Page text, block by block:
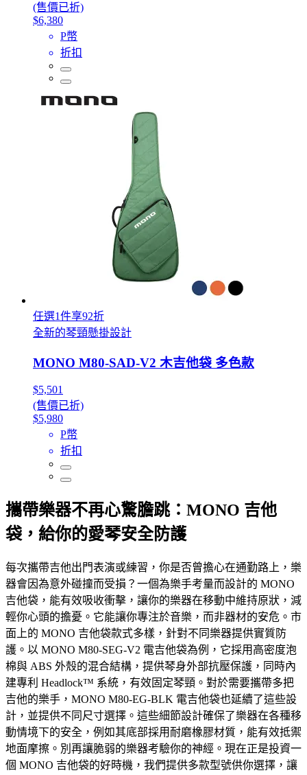
(售價已折)
$6,380
P幣
折扣
任選1件享92折
全新的琴頸懸掛設計
MONO M80-SAD-V2 木吉他袋 多色款
$5,501
(售價已折)
$5,980
P幣
折扣
攜帶樂器不再心驚膽跳：MONO 吉他
袋，給你的愛琴安全防護
每次攜帶吉他出門表演或練習，你是否曾擔心在通勤路上，樂
器會因為意外碰撞而受損？一個為樂手考量而設計的 MONO
吉他袋，能有效吸收衝擊，讓你的樂器在移動中維持原狀，減
輕你心頭的擔憂。它能讓你專注於音樂，而非器材的安危。市
面上的 MONO 吉他袋款式多樣，針對不同樂器提供實質防
護。以 MONO M80-SEG-V2 電吉他袋為例，它採用高密度泡
棉與 ABS 外殼的混合結構，提供琴身外部抗壓保護，同時內
建專利 Headlock™ 系統，有效固定琴頸。對於需要攜帶多把
吉他的樂手，MONO M80-EG-BLK 電吉他袋也延續了這些設
計，並提供不同尺寸選擇。這些細節設計確保了樂器在各種移
動情境下的安全，例如其底部採用耐磨橡膠材質，能有效抵禦
地面摩擦。別再讓脆弱的樂器考驗你的神經。現在正是投資一
個 MONO 吉他袋的好時機，我們提供多款型號供你選擇，讓